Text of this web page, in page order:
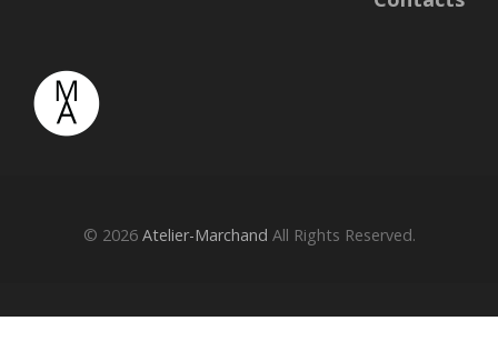
© 2026 Atelier-Marchand All Rights Reserved.